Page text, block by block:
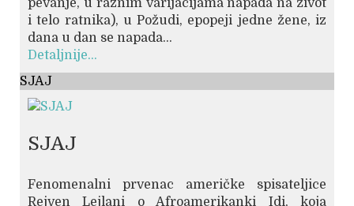
pevanje, u raznim varijacijama napada na život
i telo ratnika), u Požudi, epopeji jedne žene, iz
dana u dan se napada...
Detaljnije...
SJAJ
SJAJ
Fenomenalni prvenac američke spisateljice
Rejven Lejlani o Afroamerikanki Idi, koja